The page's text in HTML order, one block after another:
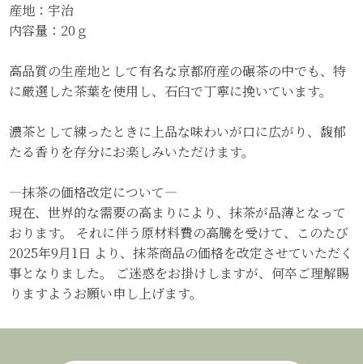
産地：宇治
内容量：20ｇ
高品質の生産地として有名な京都府産の碾茶の中でも、特
に厳選した茶葉を使用し、石臼で丁寧に挽いています。
濃茶として練ったときに上品な味わいが口に広がり、馥郁
たる香りを存分にお楽しみいただけます。
―抹茶の価格改定について―
現在、世界的な需要の高まりにより、抹茶が品薄となって
おります。 それに伴う原材料費の高騰を受けて、このたび
2025年9月1日 より、抹茶商品の価格を改定させていただく
事となりました。 ご迷惑をお掛けしますが、何卒ご理解賜
りますようお願い申し上げます。